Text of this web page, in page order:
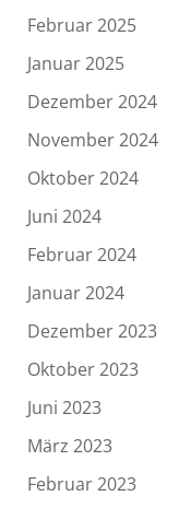
Februar 2025
Januar 2025
Dezember 2024
November 2024
Oktober 2024
Juni 2024
Februar 2024
Januar 2024
Dezember 2023
Oktober 2023
Juni 2023
März 2023
Februar 2023